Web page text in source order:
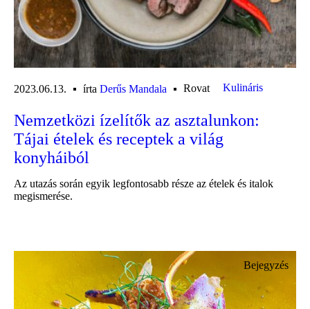
2023.06.13. írta Derűs Mandala Rovat Kulináris
Nemzetközi ízelítők az asztalunkon:
Tájai ételek és receptek a világ
konyháiból
Az utazás során egyik legfontosabb része az ételek és italok
megismerése.
Bejegyzés